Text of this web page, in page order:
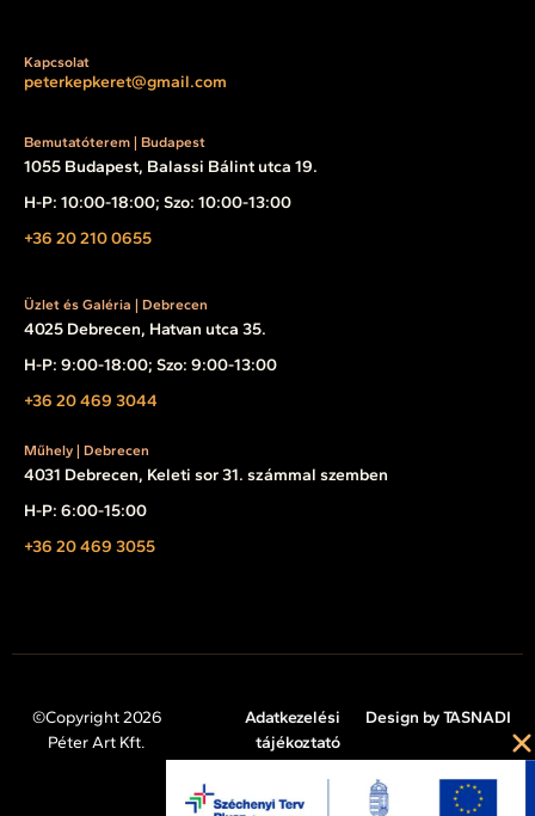
Kapcsolat
peterkepkeret@gmail.com
Bemutatóterem | Budapest
1055 Budapest, Balassi Bálint utca 19.
H-P: 10:00-18:00; Szo: 10:00-13:00
+36 20 210 0655
Üzlet és Galéria | Debrecen
4025 Debrecen, Hatvan utca 35.
H-P: 9:00-18:00; Szo: 9:00-13:00
+36 20 469 3044
Műhely | Debrecen
4031 Debrecen, Keleti sor 31. számmal szemben
H-P: 6:00-15:00
+36 20 469 3055
©Copyright 2026
Péter Art Kft.
Adatkezelési
tájékoztató
Cookie tájékoztató
Design by TASNADI